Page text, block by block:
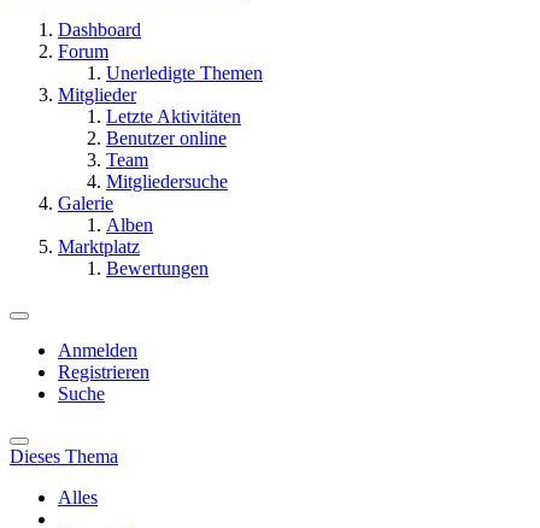
Dashboard
Forum
Unerledigte Themen
Mitglieder
Letzte Aktivitäten
Benutzer online
Team
Mitgliedersuche
Galerie
Alben
Marktplatz
Bewertungen
Anmelden
Registrieren
Suche
Dieses Thema
Alles